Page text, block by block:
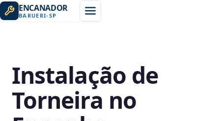
ENCANADOR
BARUERI-SP
Instalação de
Torneira no